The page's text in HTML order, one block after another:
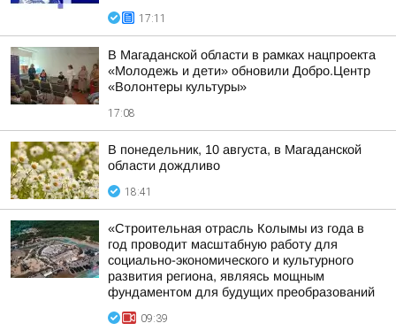
17:11
В Магаданской области в рамках нацпроекта
«Молодежь и дети» обновили Добро.Центр
«Волонтеры культуры»
17:08
В понедельник, 10 августа, в Магаданской
области дождливо
18:41
«Строительная отрасль Колымы из года в
год проводит масштабную работу для
социально-экономического и культурного
развития региона, являясь мощным
фундаментом для будущих преобразований
09:39